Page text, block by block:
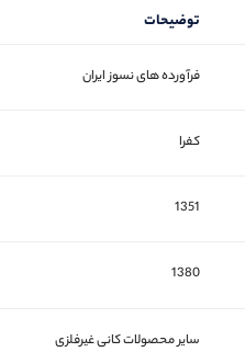
توضیحات
فرآورده های نسوز ایران
کفرا
1351
1380
سایر محصولات کانی غیرفلزی